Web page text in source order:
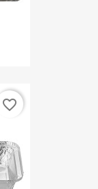
favorite_border